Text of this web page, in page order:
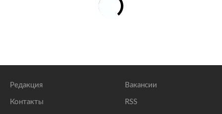
Редакция
Контакты
Вакансии
RSS